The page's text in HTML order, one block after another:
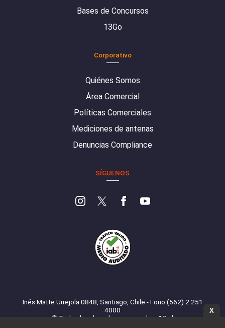
Bases de Concursos
13Go
Corporativo
Quiénes Somos
Área Comercial
Políticas Comerciales
Mediciones de antenas
Denuncias Compliance
SÍGUENOS
Inés Matte Urrejola 0848, Santiago, Chile - Fono (562) 2 251
4000
© Todos los derechos reservados. 13.cl
X